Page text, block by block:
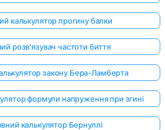
калькулятор прогину балки
розв'язувач частоти биття
закону Бера-Ламберта
формули напруження при згині
калькулятор Бернуллі